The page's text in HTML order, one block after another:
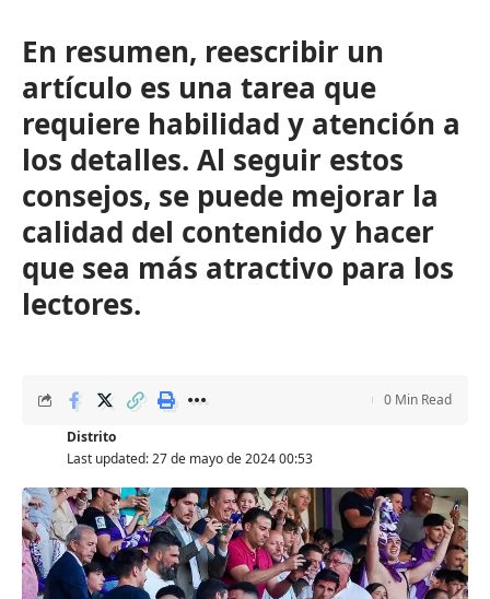
En resumen, reescribir un
artículo es una tarea que
requiere habilidad y atención a
los detalles. Al seguir estos
consejos, se puede mejorar la
calidad del contenido y hacer
que sea más atractivo para los
lectores.
Last updated: 27 de mayo de 2024 00:53
Distrito
0 Min Read